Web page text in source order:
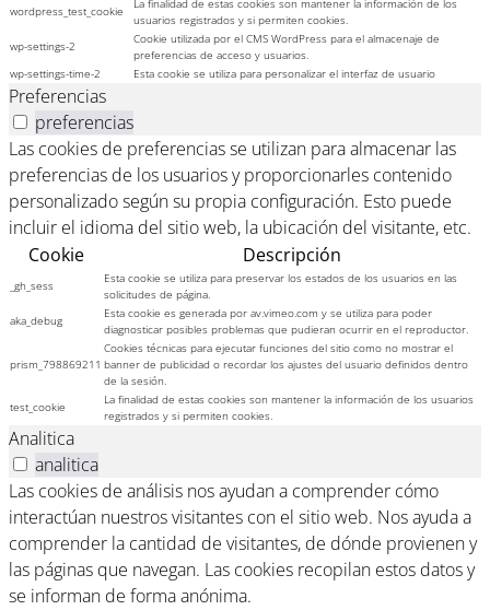
wordpress_test_cookie
La finalidad de estas cookies son mantener la información de los
usuarios registrados y si permiten cookies.
wp-settings-2
Cookie utilizada por el CMS WordPress para el almacenaje de
preferencias de acceso y usuarios.
wp-settings-time-2
Esta cookie se utiliza para personalizar el interfaz de usuario
Preferencias
preferencias
Las cookies de preferencias se utilizan para almacenar las
preferencias de los usuarios y proporcionarles contenido
personalizado según su propia configuración. Esto puede
incluir el idioma del sitio web, la ubicación del visitante, etc.
Cookie
Descripción
_gh_sess
Esta cookie se utiliza para preservar los estados de los usuarios en las
solicitudes de página.
aka_debug
Esta cookie es generada por av.vimeo.com y se utiliza para poder
diagnosticar posibles problemas que pudieran ocurrir en el reproductor.
prism_798869211
Cookies técnicas para ejecutar funciones del sitio como no mostrar el
banner de publicidad o recordar los ajustes del usuario definidos dentro
de la sesión.
test_cookie
La finalidad de estas cookies son mantener la información de los usuarios
registrados y si permiten cookies.
Analitica
analitica
Las cookies de análisis nos ayudan a comprender cómo
interactúan nuestros visitantes con el sitio web. Nos ayuda a
comprender la cantidad de visitantes, de dónde provienen y
las páginas que navegan. Las cookies recopilan estos datos y
se informan de forma anónima.